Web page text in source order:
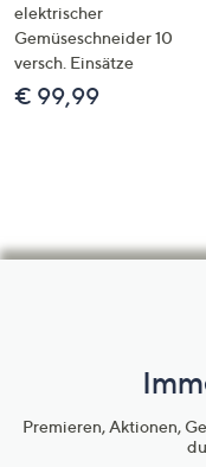
elektrischer
Gemüseschneider 10
versch. Einsätze
€ 99,99
Premieren, Aktionen,